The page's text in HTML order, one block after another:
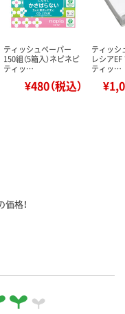
ティッシュペーパー
150組（5箱入）ネピネピ
ティッ…
¥480（税込）
ティッシ
レシア
ティッ…
格！